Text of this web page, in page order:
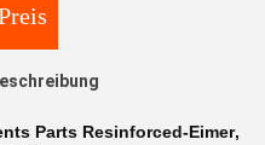
Parts Resinforced-Eimer,